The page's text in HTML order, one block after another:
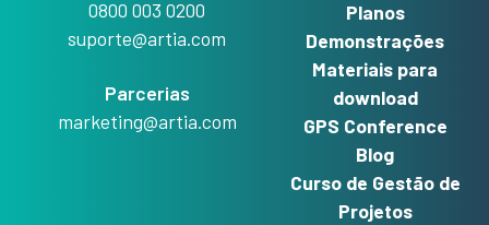
0800 003 0200
suporte@artia.com
Parcerias
marketing@artia.com
Planos
Demonstrações
Materiais para
download
GPS Conference
Blog
Curso de Gestão de
Projetos